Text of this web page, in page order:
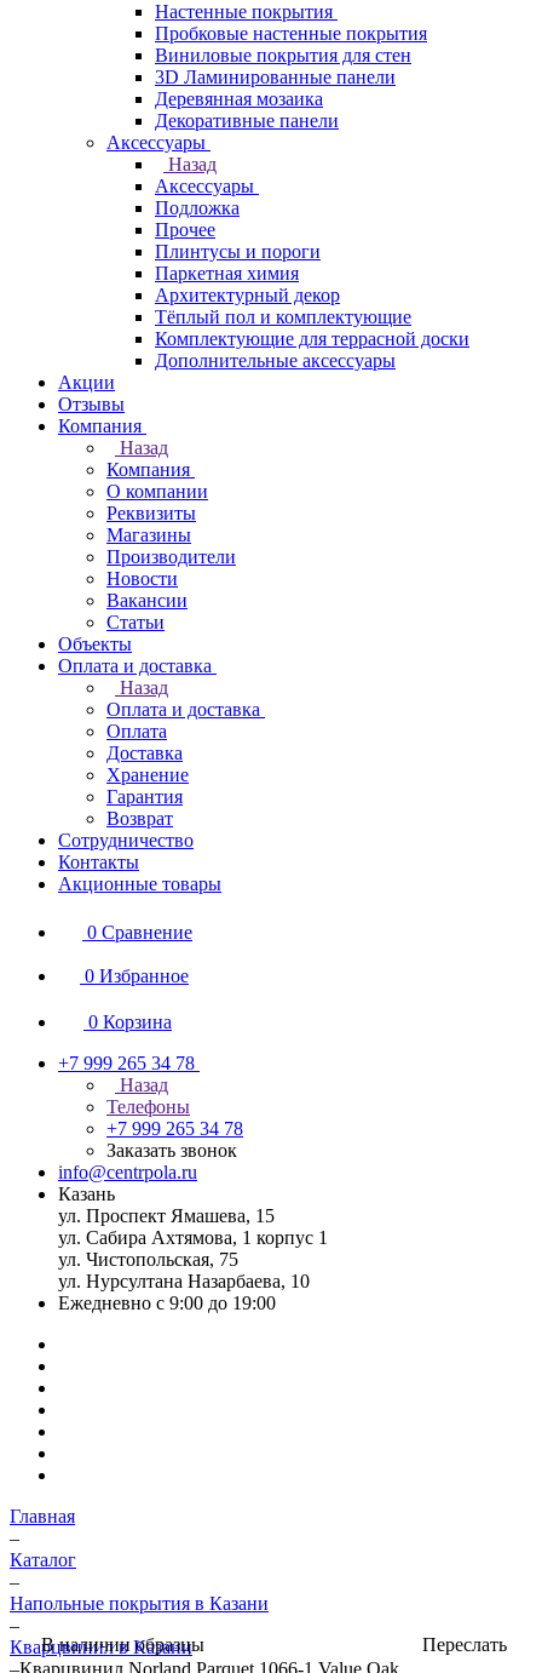
Настенные покрытия
Пробковые настенные покрытия
Виниловые покрытия для стен
3D Ламинированные панели
Деревянная мозаика
Декоративные панели
Аксессуары
Назад
Аксессуары
Подложка
Прочее
Плинтусы и пороги
Паркетная химия
Архитектурный декор
Тёплый пол и комплектующие
Комплектующие для террасной доски
Дополнительные аксессуары
Акции
Отзывы
Компания
Назад
Компания
О компании
Реквизиты
Магазины
Производители
Новости
Вакансии
Статьи
Объекты
Оплата и доставка
Назад
Оплата и доставка
Оплата
Доставка
Хранение
Гарантия
Возврат
Сотрудничество
Контакты
Акционные товары
0 Сравнение
0 Избранное
0 Корзина
+7 999 265 34 78
Назад
Телефоны
+7 999 265 34 78
Заказать звонок
info@centrpola.ru
Казань
ул. Проспект Ямашева, 15
ул. Сабира Ахтямова, 1 корпус 1
ул. Чистопольская, 75
ул. Нурсултана Назарбаева, 10
Ежедневно с 9:00 до 19:00
Главная
–
Каталог
–
Напольные покрытия в Казани
–
Кварцвинил в Казани
–Кварцвинил Norland Parquet 1066-1 Value Oak
В наличии образцы Переслать